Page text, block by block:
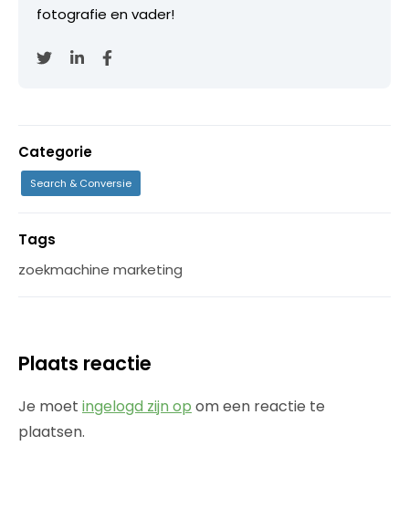
fotografie en vader!
Categorie
Search & Conversie
Tags
zoekmachine marketing
Plaats reactie
Je moet ingelogd zijn op om een reactie te
plaatsen.